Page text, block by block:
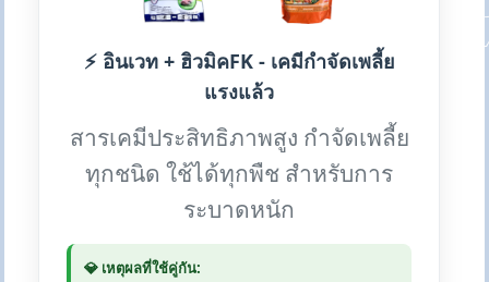
⚡ อินเวท + ฮิวมิคFK - เคมีกำจัดเพลี้ย
แรงแล้ว
สารเคมีประสิทธิภาพสูง กำจัดเพลี้ย
ทุกชนิด ใช้ได้ทุกพืช สำหรับการ
ระบาดหนัก
💎 เหตุผลที่ใช้คู่กัน: